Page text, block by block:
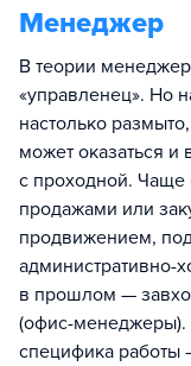
Менеджер
В теории
«управленец». Но
настолько
может оказаться и
с проходной.
продажами или
продвижением,
административно-
в прошлом —
(офис-менеджеры).
специфика работы